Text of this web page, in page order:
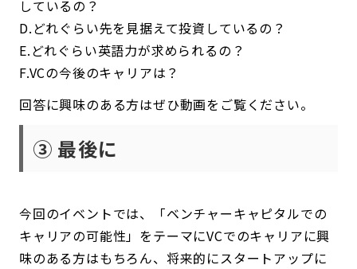
しているの？
D.どれぐらい先を見据えて投資しているの？
E.どれぐらい英語力が求められるの？
F.VCの今後のキャリアは？
回答に興味のある方はぜひ動画をご覧ください。
③ 最後に
今回のイベントでは、「ベンチャーキャピタルでの
キャリアの可能性」をテーマにVCでのキャリアに興
味のある方はもちろん、将来的にスタートアップに